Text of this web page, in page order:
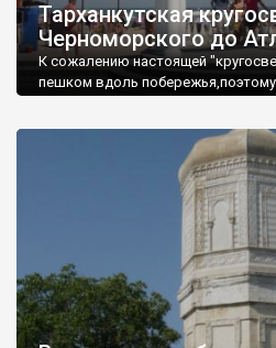
Тарханкутская
Черноморского до
К сожалению настоящей
пешком вдоль